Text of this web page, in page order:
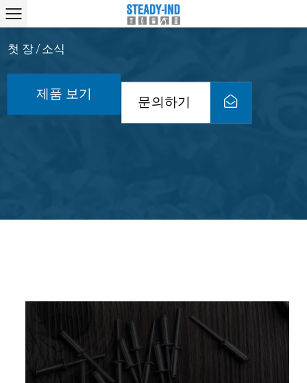
첫 장 / 소식
제품 보기
문의하기